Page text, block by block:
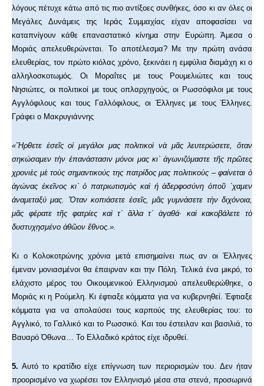
λόγους πέτυχε κάτω από τις πιο αντίξοες συνθήκες, όσο κι αν όλες οι
Μεγάλες Δυνάμεις της Ιεράς Συμμαχίας είχαν αποφασίσει να
καταπνίγουν κάθε επαναστατικό κίνημα στην Ευρώπη. Άμεσα ο
Μοριάς απελευθερώνεται. Το αποτέλεσμα? Με την πρώτη ανάσα
ελευθερίας, τον πρώτο κιόλας χρόνο, ξεκινάει η εμφύλια διαμάχη κι ο
αλληλοσκοτωμός. Οι Μοραΐτες με τους Ρουμελιώτες και τους
Νησιώτες, οι πολιτικοί με τους οπλαρχηγούς, οι Ρωσσόφιλοι με τους
Αγγλόφιλους και τους Γαλλόφιλους, οι Έλληνες με τους Έλληνες.
Γράφει ο Μακρυγιάννης
«Ἤρθετε ἐσεῖς οἱ μεγάλοι μας πολιτικοὶ νὰ μᾶς λευτερώσετε, ὅταν
σηκώσαμεν τὴν ἐπανάστασιν μόνοι μας κι᾿ ἀγωνιζόμαστε τῆς πρῶτες
χρονιὲς μὲ τοὺς σημαντικούς της πατρίδος μας πολιτικοὺς – φαίνεται ὁ
ἀγώνας ἐκεῖνος κι᾿ ὁ πατριωτισμὸς καὶ ἡ ἀδερφοσύνη ὁποῦ ῾χαμεν
ἀναμεταξύ μας. Ὅταν κοπιάσετε ἐσεῖς, μᾶς γυμνάσετε τὴν διχόνοια,
μᾶς φέρατε τῆς φατρίες καὶ τ᾿ ἄλλα τ᾿ ἀγαθά· καὶ κακοβάλετε τὸ
δυστυχησμένο ἀθῶον ἔθνος.».
Κι ο Κολοκοτρώνης χρόνια μετά επισημαίνει πως αν οι Έλληνες
έμεναν μονιασμένοι θα έπαιρναν και την Πόλη. Τελικά ένα μικρό, το
ελάχιστο μέρος του Οικουμενικού Ελληνισμού απελευθερώθηκε, ο
Μοριάς κι η Ρούμελη. Κι έφτιαξε κόμματα για να κυβερνηθεί. Έφτιαξε
κόμματα για να απολαύσει τους καρπούς της ελευθερίας του: το
Αγγλικό, το Γαλλικό και το Ρωσσικό. Και του έστειλαν και βασιλιά, το
Βαυαρό Όθωνα… Το Ελλαδικό κράτος είχε ιδρυθεί.
5. Αυτό το κρατίδιο είχε επίγνωση των περιορισμών του. Δεν ήταν
προορισμένο να χωρέσει τον Ελληνισμό μέσα στα στενά, προσωρινά